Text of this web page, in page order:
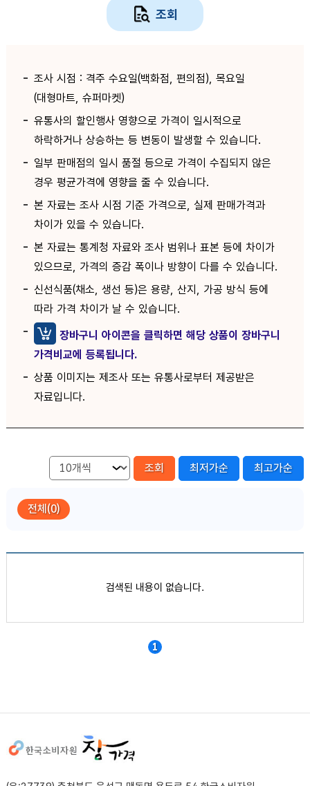
조회
조사 시점 : 격주 수요일(백화점, 편의점), 목요일
(대형마트, 슈퍼마켓)
유통사의 할인행사 영향으로 가격이 일시적으로
하락하거나 상승하는 등 변동이 발생할 수 있습니다.
일부 판매점의 일시 품절 등으로 가격이 수집되지 않은
경우 평균가격에 영향을 줄 수 있습니다.
본 자료는 조사 시점 기준 가격으로, 실제 판매가격과
차이가 있을 수 있습니다.
본 자료는 통계청 자료와 조사 범위나 표본 등에 차이가
있으므로, 가격의 증감 폭이나 방향이 다를 수 있습니다.
신선식품(채소, 생선 등)은 용량, 산지, 가공 방식 등에
따라 가격 차이가 날 수 있습니다.
장바구니 아이콘을 클릭하면 해당 상품이 장바구니
가격비교에 등록됩니다.
상품 이미지는 제조사 또는 유통사로부터 제공받은
자료입니다.
조회 최저가순 최고가순
전체(0)
검색된 내용이 없습니다.
1